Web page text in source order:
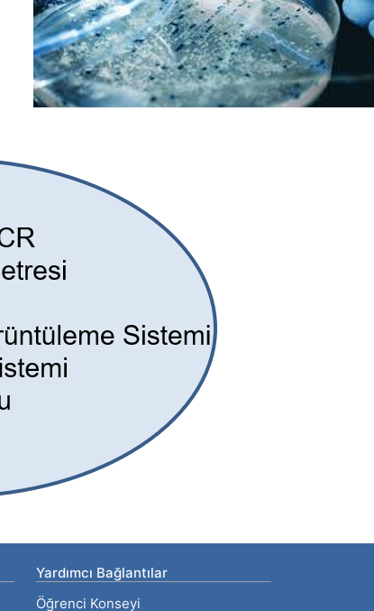
Yardımcı Bağlantılar
Öğrenci Konseyi